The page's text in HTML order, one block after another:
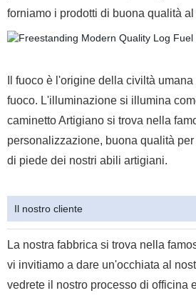
forniamo i prodotti di buona qualità
Il fuoco è l'origine della civiltà
fuoco. L'illuminazione si illumina
caminetto Artigiano si trova nella
personalizzazione, buona qualità
di piede dei nostri abili artigiani.
Il nostro cliente
La nostra fabbrica si trova nella
vi invitiamo a dare un'occhiata al
vedrete il nostro processo di officina